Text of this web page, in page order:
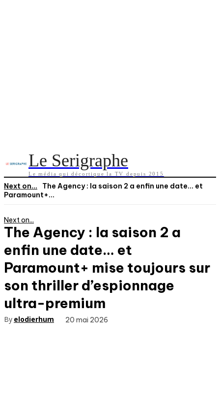
Le Serigraphe
Le média qui décortique la TV depuis 2015
Next on...
The Agency : la saison 2 a enfin une date… et
Paramount+...
Next on...
The Agency : la saison 2 a
enfin une date… et
Paramount+ mise toujours sur
son thriller d’espionnage
ultra-premium
By elodierhum 20 mai 2026